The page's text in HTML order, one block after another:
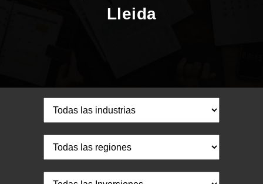
Lleida